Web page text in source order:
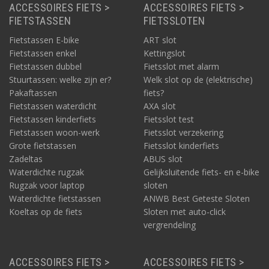
ACCESSOIRES FIETS >
FIETSTASSEN
Fietstassen E-bike
Fietstassen enkel
Fietstassen dubbel
Stuurtassen: welke zijn er?
Pakaftassen
Fietstassen waterdicht
Fietstassen kinderfiets
Fietstassen woon-werk
Grote fietstassen
Zadeltas
Waterdichte rugzak
Rugzak voor laptop
Waterdichte fietstassen
Koeltas op de fiets
ACCESSOIRES FIETS >
FIETSSLOTEN
ART slot
Kettingslot
Fietsslot met alarm
Welk slot op de (elektrische)
fiets?
AXA slot
Fietsslot test
Fietsslot verzekering
Fietsslot kinderfiets
ABUS slot
Gelijksluitende fiets- en e-bike
sloten
ANWB Best Geteste Sloten
Sloten met auto-click
vergrendeling
ACCESSOIRES FIETS > ACCESSOIRES FIETS >